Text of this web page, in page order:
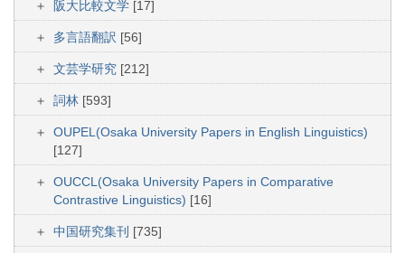
阪大比較文学 [17]
多言語翻訳 [56]
文芸学研究 [212]
詞林 [593]
OUPEL(Osaka University Papers in English Linguistics)
[127]
OUCCL(Osaka University Papers in Comparative
Contrastive Linguistics) [16]
中国研究集刊 [735]